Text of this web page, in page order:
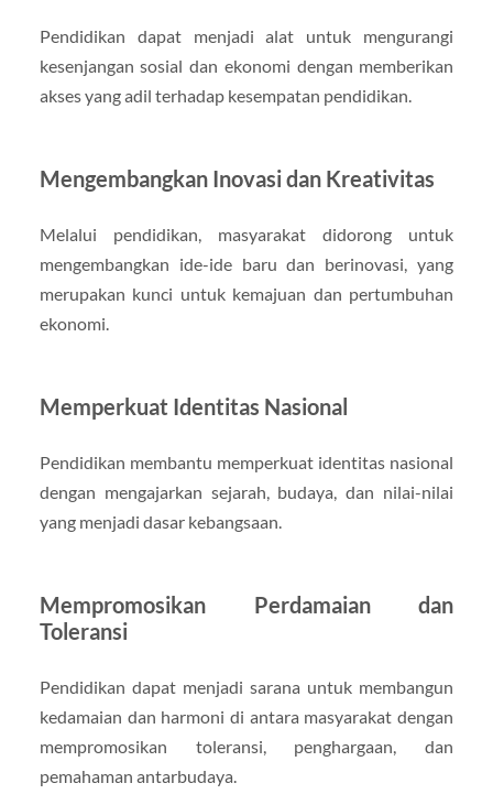
Pendidikan dapat menjadi alat untuk mengurangi
kesenjangan sosial dan ekonomi dengan memberikan
akses yang adil terhadap kesempatan pendidikan.
Mengembangkan Inovasi dan Kreativitas
Melalui pendidikan, masyarakat didorong untuk
mengembangkan ide-ide baru dan berinovasi, yang
merupakan kunci untuk kemajuan dan pertumbuhan
ekonomi.
Memperkuat Identitas Nasional
Pendidikan membantu memperkuat identitas nasional
dengan mengajarkan sejarah, budaya, dan nilai-nilai
yang menjadi dasar kebangsaan.
Mempromosikan Perdamaian dan
Toleransi
Pendidikan dapat menjadi sarana untuk membangun
kedamaian dan harmoni di antara masyarakat dengan
mempromosikan toleransi, penghargaan, dan
pemahaman antarbudaya.